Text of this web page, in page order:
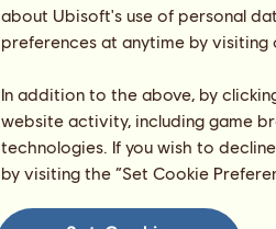
about Ubisoft's use of personal
preferences at anytime by
In addition to the above, by
website activity, including game
technologies. If you wish to
by visiting the “Set Cookie